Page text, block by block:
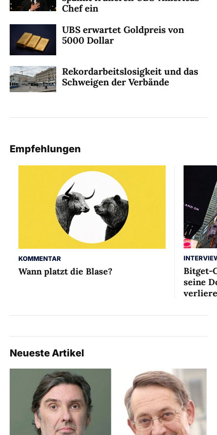
Chef ein
UBS erwartet Goldpreis von
5000 Dollar
Rekordarbeitslosigkeit und das
Schweigen der Verbände
Empfehlungen
KOMMENTAR
Wann platzt die Blase?
Bitget-
seine
Neueste Artikel